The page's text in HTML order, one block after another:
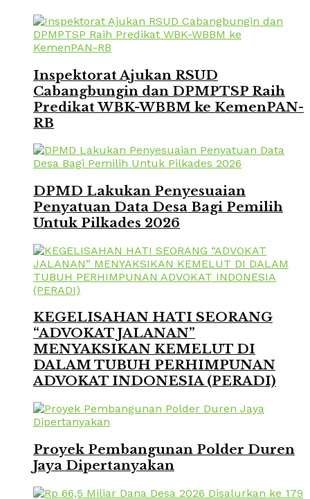
Inspektorat Ajukan RSUD
Cabangbungin dan DPMPTSP Raih
Predikat WBK-WBBM ke KemenPAN-
RB
DPMD Lakukan Penyesuaian
Penyatuan Data Desa Bagi Pemilih
Untuk Pilkades 2026
KEGELISAHAN HATI SEORANG
“ADVOKAT JALANAN”
MENYAKSIKAN KEMELUT DI
DALAM TUBUH PERHIMPUNAN
ADVOKAT INDONESIA (PERADI)
Proyek Pembangunan Polder Duren
Jaya Dipertanyakan